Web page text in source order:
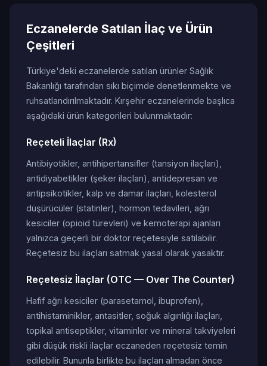
Eczanelerde Satılan İlaç ve Ürün
Çeşitleri
Türkiye'deki eczanelerde satılan ürünler Sağlık
Bakanlığı tarafından sıkı biçimde denetlenmekte ve
ruhsatlandırılmaktadır. Kırşehir eczanelerinde başlıca
aşağıdaki ürün kategorileri bulunmaktadır:
Reçeteli İlaçlar (Rx)
Antibiyotikler, antihipertansifler (tansiyon ilaçları),
antidiyabetikler (şeker ilaçları), antidepresan ve
antipsikotikler, kalp ve damar ilaçları, kolesterol
düşürücüler (statinler), hormon tedavileri, ağrı
kesiciler (opioid türevleri) ve kemoterapi ajanları
yalnızca geçerli bir doktor reçetesiyle satılabilir.
Reçetesiz bu ilaçları satmak yasal olarak yasaktır.
Reçetesiz İlaçlar (OTC — Over The Counter)
Hafif ağrı kesiciler (parasetamol, ibuprofen),
antihistaminikler, antasitler, soğuk algınlığı ilaçları,
topikal antiseptikler, vitaminler ve mineral takviyeleri
gibi düşük riskli ilaçlar eczaneden reçetesiz temin
edilebilir. Bununla birlikte bu ilaçları almadan önce